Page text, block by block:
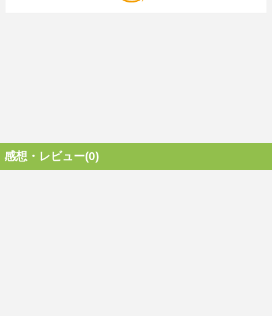
感想・レビュー(0)